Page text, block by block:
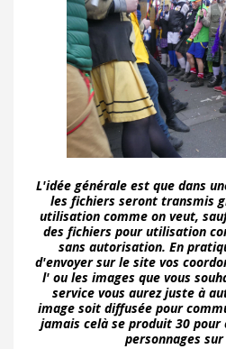
L'idée générale est que dans
les fichiers seront transmis
utilisation comme on veut,
des fichiers pour utilisation
sans autorisation. En
d'envoyer sur le site vos
l' ou les images que vous
service vous aurez juste à
image soit diffusée pour
jamais celà se produit 30 pour
personnages